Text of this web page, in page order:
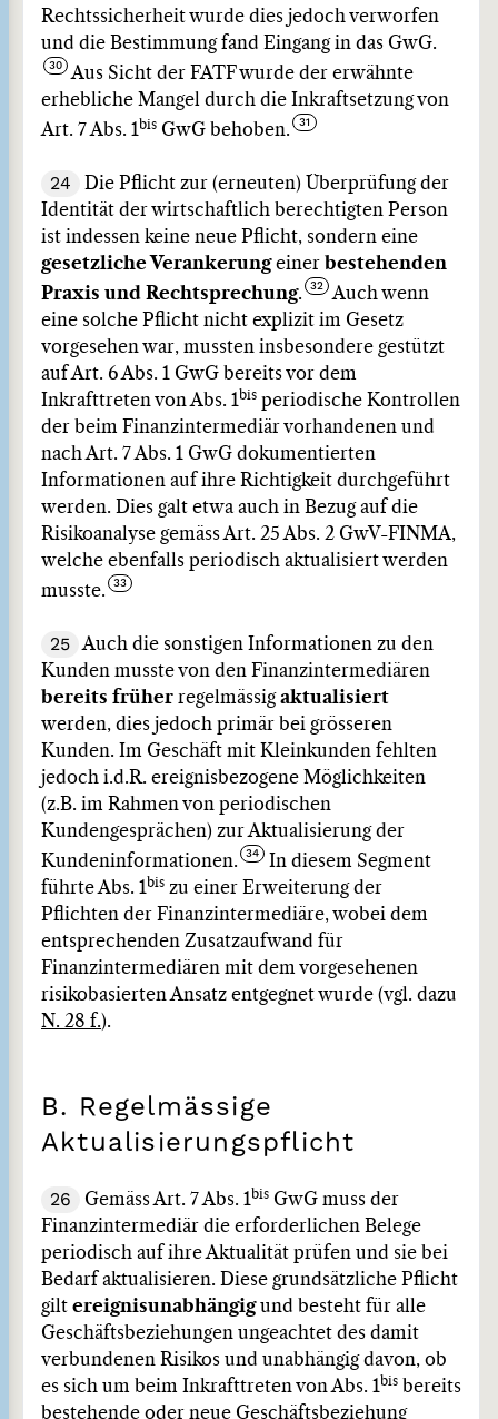
Rechtssicherheit wurde dies jedoch verworfen
und die Bestimmung fand Eingang in das GwG.
Aus Sicht der FATF wurde der erwähnte
erhebliche Mangel durch die Inkraftsetzung von
Art. 7 Abs. 1 bis GwG behoben.
24
Die Pflicht zur (erneuten) Überprüfung der
Identität der wirtschaftlich berechtigten Person
ist indessen keine neue Pflicht, sondern eine
gesetzliche Verankerungeiner bestehenden
Praxis und Rechtsprechung.
Auch wenn
eine solche Pflicht nicht explizit im Gesetz
vorgesehen war, mussten insbesondere gestützt
auf Art. 6 Abs. 1 GwG bereits vor dem
Inkrafttreten von Abs. 1 bis periodische Kontrollen
der beim Finanzintermediär vorhandenen und
nach Art. 7 Abs. 1 GwG dokumentierten
Informationen auf ihre Richtigkeit durchgeführt
werden. Dies galt etwa auch in Bezug auf die
Risikoanalyse gemäss Art. 25 Abs. 2 GwV-FINMA,
welche ebenfalls periodisch aktualisiert werden
musste.
25
Auch die sonstigen Informationen zu den
Kunden musste von den Finanzintermediären
bereits früher regelmässigaktualisiert
werden, dies jedoch primär bei grösseren
Kunden. Im Geschäft mit Kleinkunden fehlten
jedoch i.d.R. ereignisbezogene Möglichkeiten
(z.B. im Rahmen von periodischen
Kundengesprächen) zur Aktualisierung der
Kundeninformationen.
In diesem Segment
führte Abs. 1 bis zu einer Erweiterung der
Pflichten der Finanzintermediäre, wobei dem
entsprechenden Zusatzaufwand für
Finanzintermediären mit dem vorgesehenen
risikobasierten Ansatz entgegnet wurde (vgl. dazu
N. 28 f.).
B. Regelmässige
Aktualisierungspflicht
26 Gemäss Art. 7 Abs. 1 bis GwG muss der
Finanzintermediär die erforderlichen Belege
periodisch auf ihre Aktualität prüfen und sie bei
Bedarf aktualisieren. Diese grundsätzliche Pflicht
gilt ereignisunabhängigund besteht für alle
Geschäftsbeziehungen ungeachtet des damit
verbundenen Risikos und unabhängig davon, ob
es sich um beim Inkrafttreten von Abs. 1 bis bereits
bestehende oder neue Geschäftsbeziehung